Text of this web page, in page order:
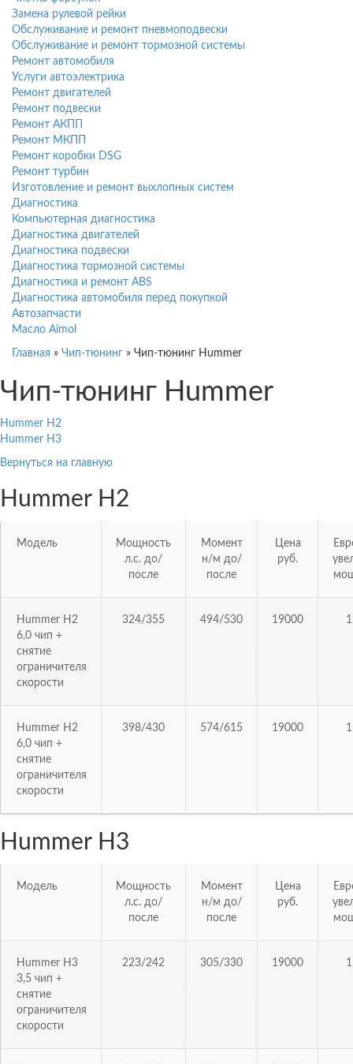
Замена рулевой рейки
Обслуживание и ремонт пневмоподвески
Обслуживание и ремонт тормозной системы
Ремонт автомобиля
Услуги автоэлектрика
Ремонт двигателей
Ремонт подвески
Ремонт АКПП
Ремонт МКПП
Ремонт коробки DSG
Ремонт турбин
Изготовление и ремонт выхлопных систем
Диагностика
Компьютерная диагностика
Диагностика двигателей
Диагностика подвески
Диагностика тормозной системы
Диагностика и ремонт ABS
Диагностика автомобиля перед покупкой
Автозапчасти
Масло Aimol
Главная » Чип-тюнинг » Чип-тюнинг Hummer
Чип-тюнинг Hummer
Hummer H2
Hummer H3
Вернуться на главную
Hummer H2
Модель
Мощность
л.с. до/
после
Момент
н/м до/
после
Цена
руб.
Hummer H2
6,0 чип +
снятие
ограничителя
скорости
324/355 494/530 19000
Hummer H2
6,0 чип +
снятие
ограничителя
скорости
398/430 574/615 19000
Hummer H3
Модель
Мощность
л.с. до/
после
Момент
н/м до/
после
Цена
руб.
Hummer H3
3,5 чип +
снятие
ограничителя
скорости
223/242 305/330 19000